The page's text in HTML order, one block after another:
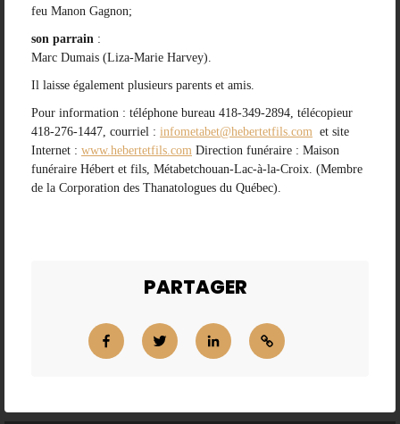
feu Manon Gagnon;
son parrain :
Marc Dumais (Liza-Marie Harvey).
Il laisse également plusieurs parents et amis.
Pour information : téléphone bureau 418-349-2894, télécopieur
418-276-1447, courriel : infometabet@hebertetfils.com et site
Internet : www.hebertetfils.com Direction funéraire : Maison
funéraire Hébert et fils, Métabetchouan-Lac-à-la-Croix. (Membre
de la Corporation des Thanatologues du Québec).
PARTAGER